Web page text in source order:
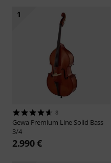
1
8
Gewa Premium Line Solid Bass
3/4
2.990 €